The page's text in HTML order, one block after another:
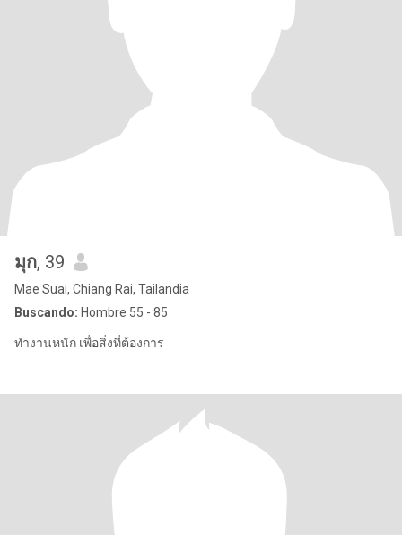
มุก, 39
Mae Suai, Chiang Rai, Tailandia
Buscando: Hombre 55 - 85
ทำงานหนัก เพื่อสิ่งที่ต้องการ